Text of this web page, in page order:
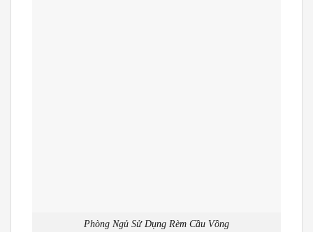
Phòng Ngủ Sử Dụng Rèm Cầu Vồng